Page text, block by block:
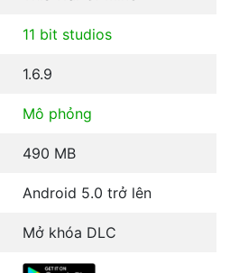
11 bit studios
1.6.9
Mô phỏng
490 MB
Android 5.0 trở lên
Mở khóa DLC